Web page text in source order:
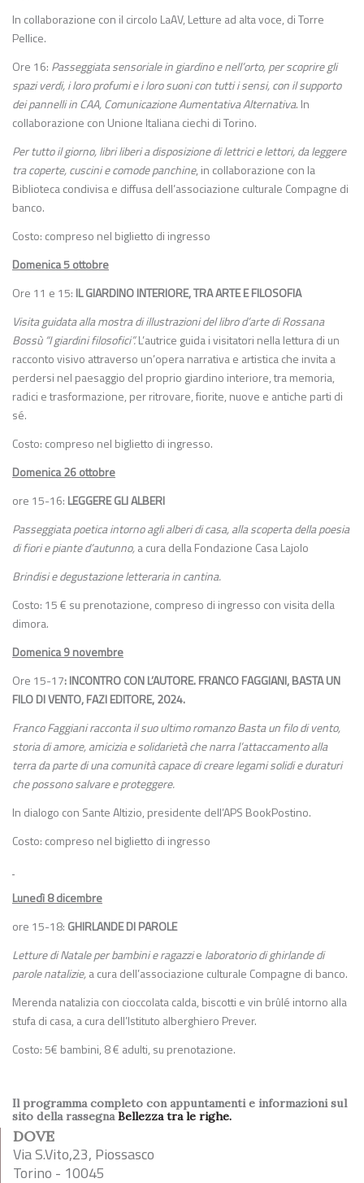
In collaborazione con il circolo LaAV, Letture ad alta voce, di Torre
Pellice.
Ore 16: Passeggiata sensoriale in giardino e nell’orto, per scoprire gli
spazi verdi, i loro profumi e i loro suoni con tutti i sensi, con il supporto
dei pannelli in CAA, Comunicazione Aumentativa Alternativa. In
collaborazione con Unione Italiana ciechi di Torino.
Per tutto il giorno, libri liberi a disposizione di lettrici e lettori, da leggere
tra coperte, cuscini e comode panchine, in collaborazione con la
Biblioteca condivisa e diffusa dell’associazione culturale Compagne di
banco.
Costo: compreso nel biglietto di ingresso
Domenica 5 ottobre
Ore 11 e 15: IL GIARDINO INTERIORE, TRA ARTE E FILOSOFIA
Visita guidata alla mostra di illustrazioni del libro d’arte di Rossana
Bossù “I giardini filosofici”.L’autrice guida i visitatori nella lettura di un
racconto visivo attraverso un’opera narrativa e artistica che invita a
perdersi nel paesaggio del proprio giardino interiore, tra memoria,
radici e trasformazione, per ritrovare, fiorite, nuove e antiche parti di
sé.
Costo: compreso nel biglietto di ingresso.
Domenica 26 ottobre
ore 15-16: LEGGERE GLI ALBERI
Passeggiata poetica intorno agli alberi di casa, alla scoperta della poesia
di fiori e piante d’autunno,a cura della Fondazione Casa Lajolo
Brindisi e degustazione letteraria in cantina.
Costo: 15 € su prenotazione, compreso di ingresso con visita della
dimora.
Domenica 9 novembre
Ore 15-17: INCONTRO CON L’AUTORE. FRANCO FAGGIANI, BASTA UN
FILO DI VENTO, FAZI EDITORE, 2024.
Franco Faggiani racconta il suo ultimo romanzo Basta un filo di vento,
storia di amore, amicizia e solidarietà che narra l’attaccamento alla
terra da parte di una comunità capace di creare legami solidi e duraturi
che possono salvare e proteggere.
In dialogo con Sante Altizio, presidente dell’APS BookPostino.
Costo: compreso nel biglietto di ingresso
Lunedì 8 dicembre
ore 15-18: GHIRLANDE DIPAROLE
Letture di Natale per bambini e ragazzie laboratorio di ghirlande di
parole natalizie,a cura dell’associazione culturale Compagne di banco.
Merenda natalizia con cioccolata calda, biscotti e vin brûlé intorno alla
stufa di casa, a cura dell’Istituto alberghiero Prever.
Costo: 5€ bambini, 8 € adulti, su prenotazione.
Il programma completo con appuntamenti e informazioni sul
sito della rassegnaBellezza tra le righe.
DOVE
Via S.Vito,23, Piossasco
Torino - 10045